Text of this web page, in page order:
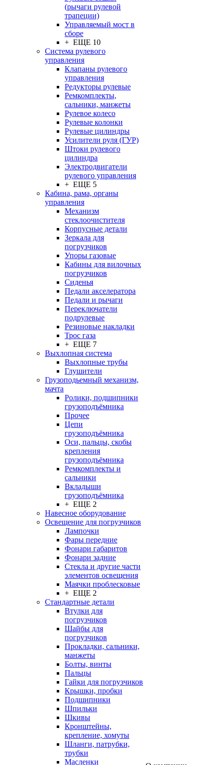
(рычаги рулевой
трапеции)
Управляемый мост в
сборе
+ ЕЩЕ 10
Система рулевого
управления
Клапаны рулевого
управления
Редукторы рулевые
Ремкомплекты,
сальники, манжеты
Рулевое колесо
Рулевые колонки
Рулевые цилиндры
Усилители руля (ГУР)
Штоки рулевого
цилиндра
Электродвигатели
рулевого управления
+ ЕЩЕ 5
Кабина, рама, органы
управления
Механизм
стеклоочистителя
Корпусные детали
Зеркала для
погрузчиков
Упоры газовые
Кабины для вилочных
погрузчиков
Сиденья
Педали акселератора
Педали и рычаги
Переключатели
подрулевые
Резиновые накладки
Трос газа
+ ЕЩЕ 7
Выхлопная система
Выхлопные трубы
Глушители
Грузоподьемный механизм,
мачта
Ролики, подшипники
грузоподъёмника
Прочее
Цепи
грузоподъёмника
Оси, пальцы, скобы
крепления
грузоподъёмника
Ремкомплекты и
сальники
Вкладыши
грузоподъёмника
+ ЕЩЕ 2
Навесное оборудование
Освещение для погрузчиков
Лампочки
Фары передние
Фонари габаритов
Фонари задние
Стекла и другие части
элементов освещения
Маячки проблесковые
+ ЕЩЕ 2
Стандартные детали
Втулки для
погрузчиков
Шайбы для
погрузчиков
Прокладки, сальники,
манжеты
Болты, винты
Пальцы
Гайки для погрузчиков
Крышки, пробки
Подшипники
Шпильки
Шкивы
Кронштейны,
крепление, хомуты
Шланги, патрубки,
трубки
Масленки